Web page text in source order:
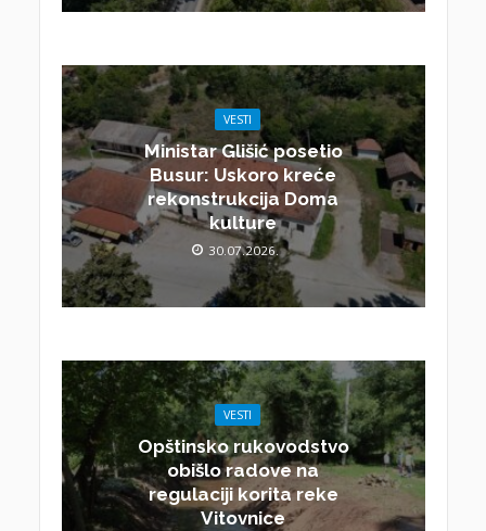
VESTI
Ministar Glišić posetio
Busur: Uskoro kreće
rekonstrukcija Doma
kulture
30.07.2026.
VESTI
Opštinsko rukovodstvo
obišlo radove na
regulaciji korita reke
Vitovnice